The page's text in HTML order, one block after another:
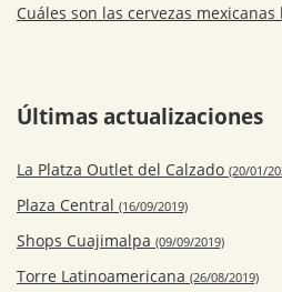
Cuáles son las cervezas
Últimas actualizaciones
La Platza Outlet del Calzado (20/01/
Plaza Central (16/09/2019)
Shops Cuajimalpa (09/09/2019)
Torre Latinoamericana (26/08/2019)